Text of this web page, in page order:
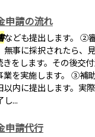
申請の流れ
なども提出します。 ②
無事に採択されたら、
きをします。その後交
を実施します。 ③補
以内に提出します。実
し...
申請代行